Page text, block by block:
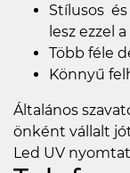
Stílusos
lesz ezzel
Több féle
Könnyű
Általános
önként vállalt
Led UV